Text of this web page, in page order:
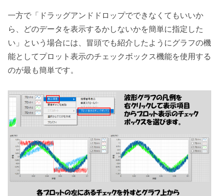
一方で「ドラッグアンドドロップでできなくてもいいか
ら、どのデータを表示するかしないかを簡単に指定した
い」という場合には、冒頭でも紹介したようにグラフの機
能としてプロット表示のチェックボックス機能を使用する
のが最も簡単です。